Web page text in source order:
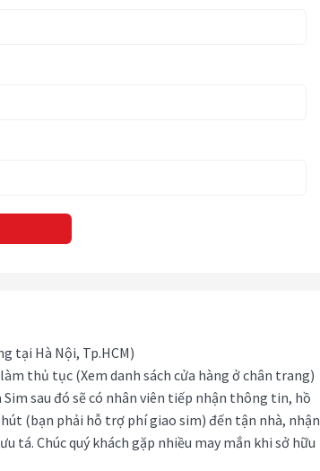
tại Hà Nội, Tp.HCM)
thủ tục (Xem danh sách cửa hàng ở chân trang)
sau đó sẽ có nhân viên tiếp nhận thông tin, hồ
(bạn phải hỗ trợ phí giao sim) đến tận nhà, nhận
Chúc quý khách gặp nhiều may mắn khi sở hữu